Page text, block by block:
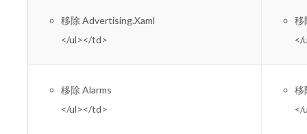
移除 Advertising.Xaml
</ul></td>
移
</
移除 Alarms
</ul></td>
移
</